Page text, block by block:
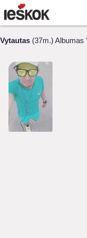
Vytautas (37m.) Albumas